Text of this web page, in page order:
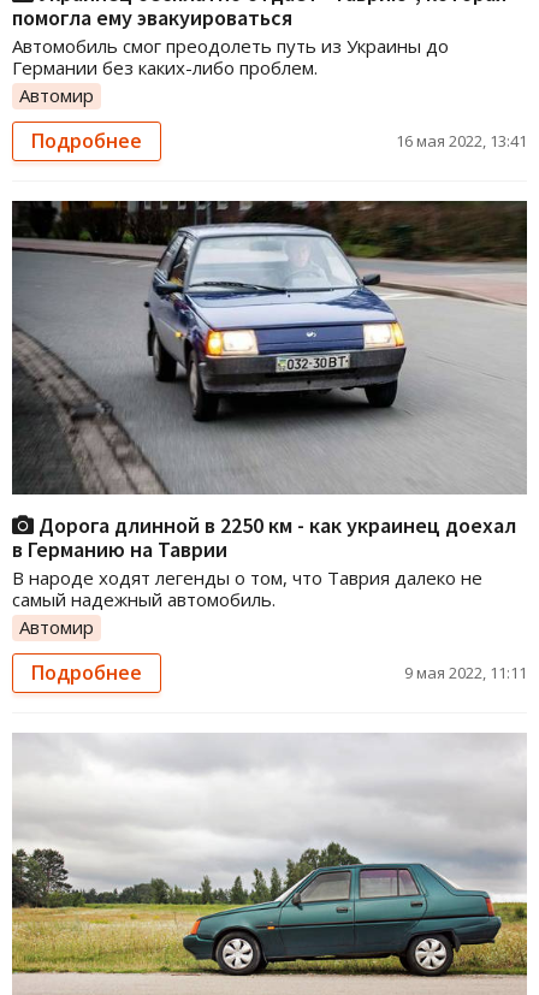
помогла ему эвакуироваться
Автомобиль смог преодолеть путь из Украины до
Германии без каких-либо проблем.
Автомир
Подробнее 16 мая 2022, 13:41
Дорога длинной в 2250 км - как украинец доехал
в Германию на Таврии
В народе ходят легенды о том, что Таврия далеко не
самый надежный автомобиль.
Автомир
Подробнее 9 мая 2022, 11:11